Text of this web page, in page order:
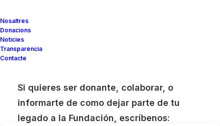
Nosaltres
Donacions
Notícies
Transparència
Contacte
Si quieres ser donante, colaborar, o
informarte de como dejar parte de tu
legado a la Fundación, escríbenos: